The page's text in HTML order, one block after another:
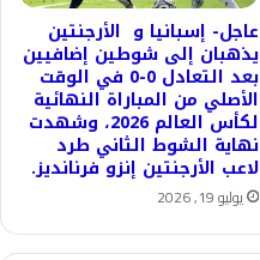
عاجل- إسبانيا و الأرجنتين
يذهبان إلى شوطين إضافيين
بعد التعادل 0-0 في الوقت
الأصلي من المباراة النهائية
لكأس العالم 2026، وشهدت
نهاية الشوط الثاني طرد
لاعب الأرجنتين إنزو فرنانديز.
يوليو 19, 2026